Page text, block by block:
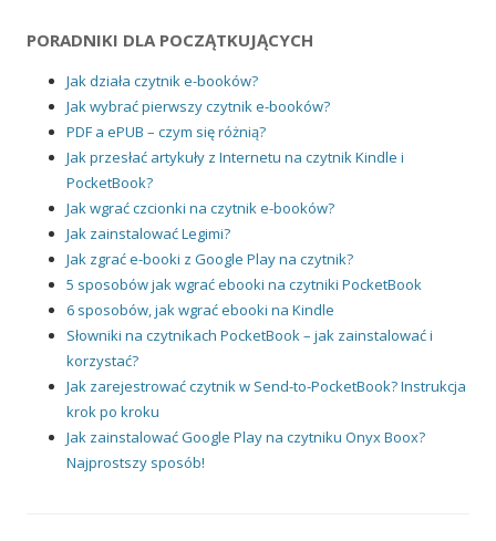
PORADNIKI DLA POCZĄTKUJĄCYCH
Jak działa czytnik e-booków?
Jak wybrać pierwszy czytnik e-booków?
PDF a ePUB – czym się różnią?
Jak przesłać artykuły z Internetu na czytnik Kindle i
PocketBook?
Jak wgrać czcionki na czytnik e-booków?
Jak zainstalować Legimi?
Jak zgrać e-booki z Google Play na czytnik?
5 sposobów jak wgrać ebooki na czytniki PocketBook
6 sposobów, jak wgrać ebooki na Kindle
Słowniki na czytnikach PocketBook – jak zainstalować i
korzystać?
Jak zarejestrować czytnik w Send-to-PocketBook? Instrukcja
krok po kroku
Jak zainstalować Google Play na czytniku Onyx Boox?
Najprostszy sposób!